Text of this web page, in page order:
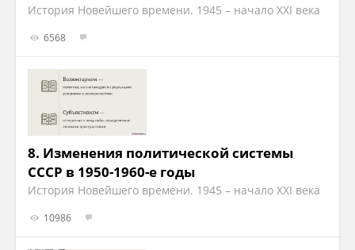
История Новейшего времени. 1945 – начало XXI века
6568
8. Изменения политической системы
СССР в 1950-1960-е годы
История Новейшего времени. 1945 – начало XXI века
10986